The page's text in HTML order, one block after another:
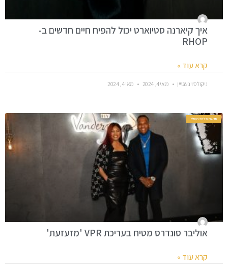
איך קיארנה סטיוארט יכול להפיח חיים חדשים ב-
RHOP
קרא עוד »
ניקולס וינשטיין מאי 4, 2024 מאי 4, 2024
חדשות סלבס בעולם
אוליבר סונדרס מטיח בעריכת VPR 'מזעזעת'
קרא עוד »